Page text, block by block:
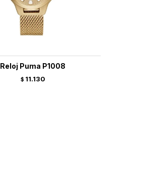
Reloj Puma P1008
$ 11.130